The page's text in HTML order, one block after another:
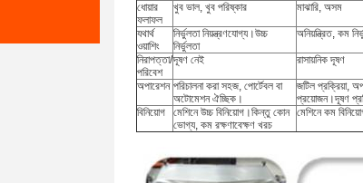
ধোয়ার
ফলাফল
খুব ভাল, খুব পরিষ্কার মাঝারি, অসম
যথার্থ
ওয়াশিং
নির্ভুলতা নিয়ন্ত্রণযোগ্য।উচ্চ
নির্ভুলতা
অনিয়ন্ত্রিত, কম
নিরাপত্তা/
পরিবেশ
দূষণ নেই রাসায়নিক দূষণ
অপারেশন পরিচালনা করা সহজ, পোর্টেবল বা
অটোমেশন ঐচ্ছিক।
জটিল প্রক্রিয়া,
প্রয়োজন।দূষণ
বিনিয়োগ
মেশিনে উচ্চ বিনিয়োগ।কিন্তু কোন
ভোগ্য, কম রক্ষণাবেক্ষণ খরচ
মেশিনে কম